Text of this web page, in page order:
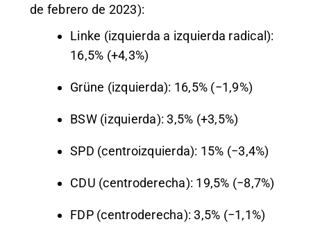
de febrero de 2023):
Linke (izquierda a izquierda radical):
16,5% (+4,3%)
Grüne (izquierda): 16,5% (−1,9%)
BSW (izquierda): 3,5% (+3,5%)
SPD (centroizquierda): 15% (−3,4%)
CDU (centroderecha): 19,5% (−8,7%)
FDP (centroderecha): 3,5% (−1,1%)